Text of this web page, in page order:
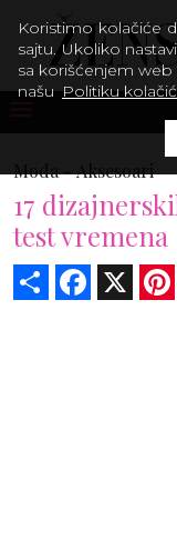
Moda -Aksesoari
17
test vremena
Share Facebook
Koristimo kolačiće
sajtu. Ukoliko
sa korišćenjem
našu Politiku